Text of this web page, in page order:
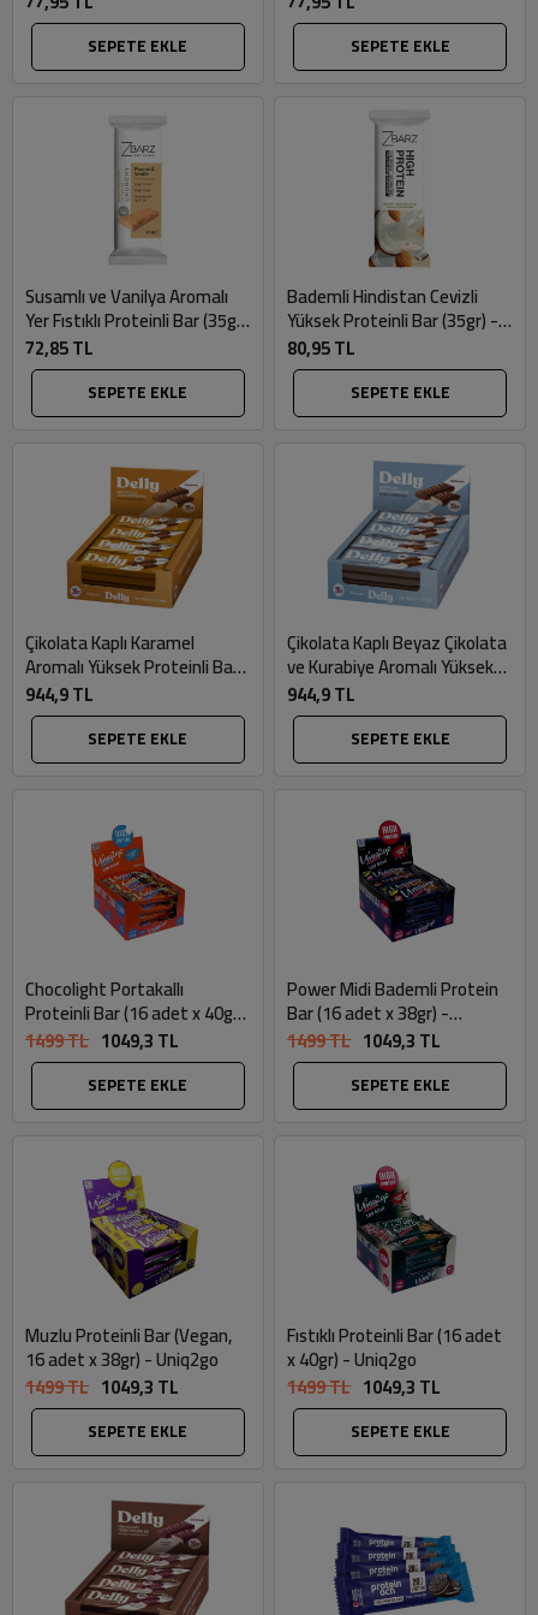
SEPETE EKLE SEPETE EKLE
Susamlı ve Vanilya Aromalı
Yer Fıstıklı Proteinli Bar (35gr)
- Zbarz
72,85 TL
SEPETE EKLE
Bademli Hindistan Cevizli
Yüksek Proteinli Bar (35gr) -
Zbarz
80,95 TL
SEPETE EKLE
Çikolata Kaplı Karamel
Aromalı Yüksek Proteinli Bar
(12 adet x 40gr) - Delly
944,9 TL
SEPETE EKLE
Çikolata Kaplı Beyaz Çikolata
ve Kurabiye Aromalı Yüksek
Proteinli Bar (12 adet x 40gr)
- Delly
944,9 TL
SEPETE EKLE
Chocolight Portakallı
Proteinli Bar (16 adet x 40gr)
- Uniq2go
1499 TL 1049,3 TL
SEPETE EKLE
Power Midi Bademli Protein
Bar (16 adet x 38gr) -
Uniq2go
1499 TL 1049,3 TL
SEPETE EKLE
Muzlu Proteinli Bar (Vegan,
16 adet x 38gr) - Uniq2go
1499 TL 1049,3 TL
SEPETE EKLE
Fıstıklı Proteinli Bar (16 adet
x 40gr) - Uniq2go
1499 TL 1049,3 TL
SEPETE EKLE